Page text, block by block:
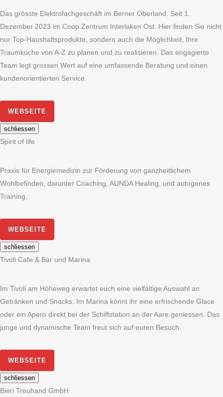
Das grösste Elektrofachgeschäft im Berner Oberland. Seit 1.
Dezember 2023 im Coop Zentrum Interlaken Ost. Hier finden Sie nicht
nur Top-Haushaltsprodukte, sondern auch die Möglichkeit, Ihre
Traumküche von A-Z zu planen und zu realisieren. Das engagierte
Team legt grossen Wert auf eine umfassende Beratung und einen
kundenorientierten Service.
WEBSEITE
schliessen
Spirit of life
Praxis für Energiemedizin zur Förderung von ganzheitlichem
Wohlbefinden, darunter Coaching, AUNDA Healing, und autogenes
Training.
WEBSEITE
schliessen
Tivoli Cafe & Bar und Marina
Im Tivoli am Höheweg erwartet euch eine vielfältige Auswahl an
Getränken und Snacks. Im Marina könnt ihr eine erfrischende Glace
oder ein Apero direkt bei der Schiffstation an der Aare geniessen. Das
junge und dynamische Team freut sich auf euren Besuch.
WEBSEITE
schliessen
Bieri Treuhand GmbH